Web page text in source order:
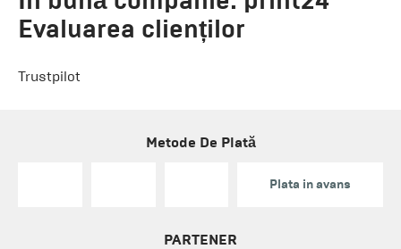
Evaluarea clienților
Trustpilot
Metode De Plată
Plata in avans
PARTENER